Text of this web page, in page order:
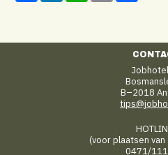
B–2018
(voor plaatsen
0471/